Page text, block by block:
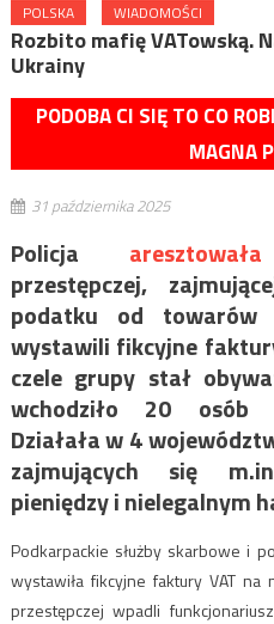
POLSKA WIADOMOŚCI
Rozbito mafię VATowską.
Ukrainy
PODOBA CI SIĘ TO CO
MAGNA
31 października 2025
Policja aresztowała
przestępczej,
podatku od towarów
wystawili fikcyjne
czele grupy stał
wchodziło 20 osób
Działała w 4
zajmujących się
pieniędzy i nielegalnym
Podkarpackie służby skarbowe i
wystawiła fikcyjne faktury VAT
przestępczej wpadli